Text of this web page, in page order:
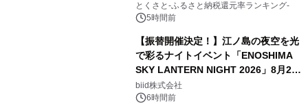
とくさと-ふるさと納税還元率ランキング-
5時間前
【振替開催決定！】江ノ島の夜空を光
で彩るナイトイベント「ENOSHIMA
SKY LANTERN NIGHT 2026」8月22
日(土)振替開催＆受付スタート！
biid株式会社
6時間前